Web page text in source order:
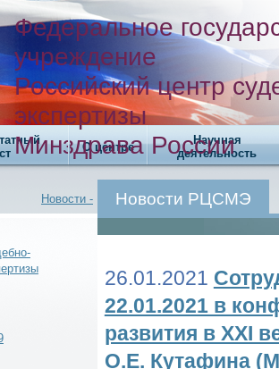
Федеральное
учреждение
Российский центр
экспертизы
Минздрава России
О центре
Научная
деятельность
Новости - Новости РЦСМЭ
26.01.2021
22.01.2021 в
развития в XXI
О.Е. Кутафина